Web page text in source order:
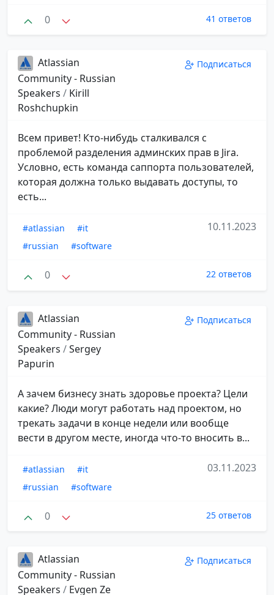
0 41 ответов
Atlassian
Community - Russian
Speakers / Kirill
Roshchupkin
Подписаться
Всем привет! Кто-нибудь сталкивался с
проблемой разделения админских прав в Jira.
Условно, есть команда саппорта пользователей,
которая должна только выдавать доступы, то
есть...
#atlassian
#it
#russian
#software
10.11.2023
0 22 ответов
Atlassian
Community - Russian
Speakers /Sergey
Papurin
Подписаться
А зачем бизнесу знать здоровье проекта? Цели
какие? Люди могут работать над проектом, но
трекать задачи в конце недели или вообще
вести в другом месте, иногда что-то вносить в...
#atlassian
#it
#russian
#software
03.11.2023
0 25 ответов
Atlassian
Community - Russian
Speakers / Evgen Ze
Подписаться